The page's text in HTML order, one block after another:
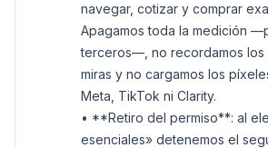
navegar, cotizar y comprar
Apagamos toda la medición
terceros—, no recordamos los
miras y no cargamos los
Meta, TikTok ni Clarity.
• **Retiro del permiso**: al
esenciales» detenemos el